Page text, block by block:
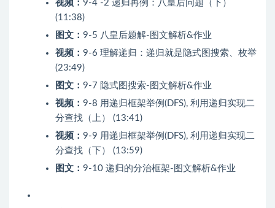
视频： 9-4 -2 递归再例：八皇后问题（下）
(11:38)
图文： 9-5 八皇后题解-图文解析&作业
视频： 9-6 理解递归：递归就是隐式图搜索、枚举
(23:49)
图文： 9-7 隐式图搜索-图文解析&作业
视频： 9-8 用递归框架举例(DFS), 利用递归实现二
分查找（上） (13:41)
视频： 9-9 用递归框架举例(DFS), 利用递归实现二
分查找（下） (13:59)
图文： 9-10 递归的分治框架-图文解析&作业